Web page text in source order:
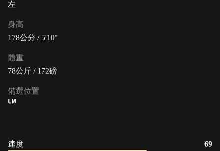
左
身高
178公分 / 5'10"
體重
78公斤 / 172磅
備選位置
LM
速度
69